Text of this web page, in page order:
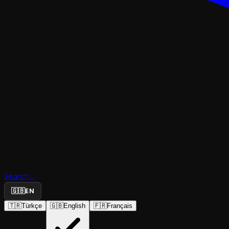
Search...
🇬🇧EN
🇹🇷Türkçe 🇬🇧English 🇫🇷Français
Küçüktüm